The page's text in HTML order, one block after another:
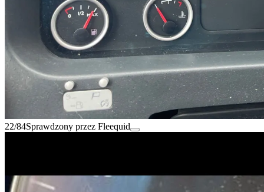
22/84Sprawdzony przez Fleequid